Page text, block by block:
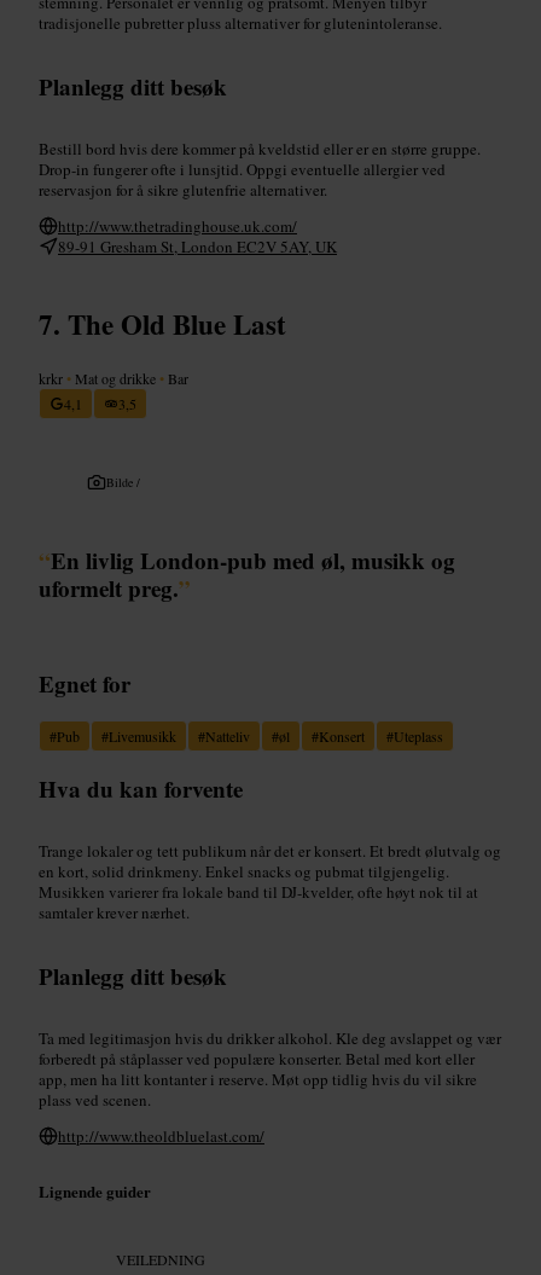
tradisjonelle pubretter pluss alternativer for glutenintoleranse.
Planlegg ditt besøk
Bestill bord hvis dere kommer på kveldstid eller er en større gruppe.
Drop-in fungerer ofte i lunsjtid. Oppgi eventuelle allergier ved
reservasjon for å sikre glutenfrie alternativer.
http://www.thetradinghouse.uk.com/
89-91 Gresham St, London EC2V 5AY, UK
The Old Blue Last
krkr • Mat og drikke • Bar
4,1
3,5
Bilde /
“En livlig London-pub med øl, musikk og
uformelt preg.”
Egnet for
#Pub #Livemusikk #Natteliv #øl #Konsert #Uteplass
Hva du kan forvente
Trange lokaler og tett publikum når det er konsert. Et bredt ølutvalg og
en kort, solid drinkmeny. Enkel snacks og pubmat tilgjengelig.
Musikken varierer fra lokale band til DJ-kvelder, ofte høyt nok til at
samtaler krever nærhet.
Planlegg ditt besøk
Ta med legitimasjon hvis du drikker alkohol. Kle deg avslappet og vær
forberedt på ståplasser ved populære konserter. Betal med kort eller
app, men ha litt kontanter i reserve. Møt opp tidlig hvis du vil sikre
plass ved scenen.
http://www.theoldbluelast.com/
Lignende guider
VEILEDNING